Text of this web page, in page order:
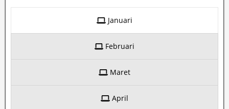
Januari
Februari
Maret
April